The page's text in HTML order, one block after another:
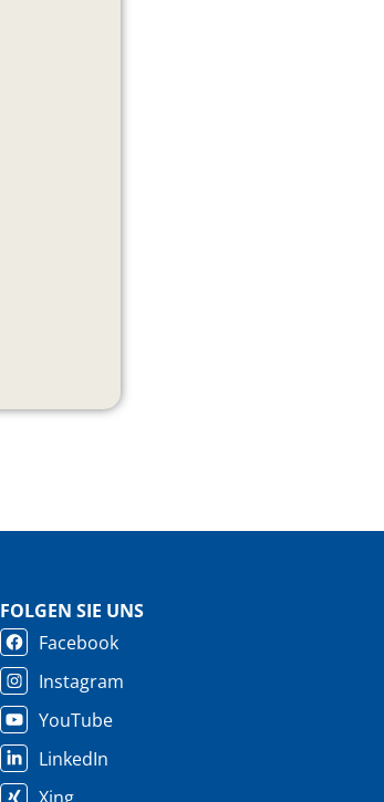
FOLGEN SIE UNS
Facebook
Instagram
YouTube
LinkedIn